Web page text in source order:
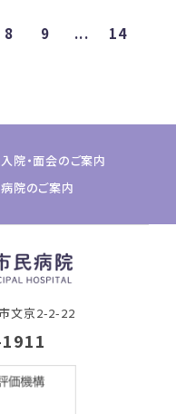
8 9 ... 14
入院・面会のご案内
病院のご案内
文京2-2-22